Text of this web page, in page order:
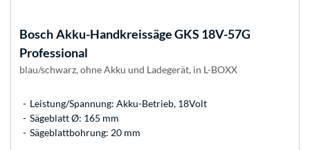
BoschAkku-Handkreissäge GKS 18V-57G
Professional
blau/schwarz, ohne Akku und Ladegerät, in L-BOXX
Leistung/Spannung: Akku-Betrieb, 18Volt
Sägeblatt Ø: 165 mm
Sägeblattbohrung: 20 mm